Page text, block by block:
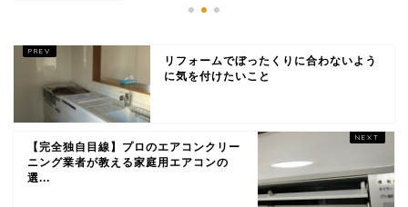
リフォームでぼったくりに合わないよう
に気を付けたいこと
【完全独自目線】プロのエアコンクリー
ニング業者が教える家庭用エアコンの
選...